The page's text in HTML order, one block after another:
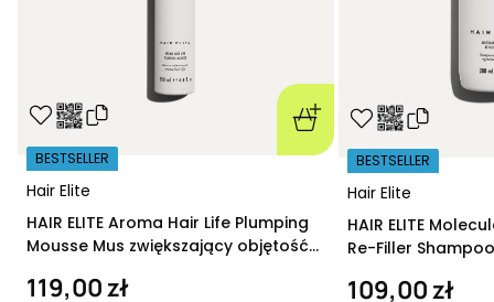
Hair Elite
BESTSELLER
HAIR ELITE Aroma Hair Life Plumping
Mousse Mus zwiększający objętość
119,00 zł
Hair Elite
BESTSELLER
HAIR ELITE
Re-Filler
109,00 zł